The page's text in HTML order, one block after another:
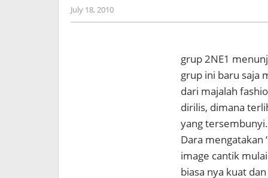
July 18, 2010by
Koreanindo
grup 2NE1
grup ini baru saja
dari majalah
dirilis, dimana
yang tersembunyi.
Dara mengatakan
image cantik
biasa nya kuat